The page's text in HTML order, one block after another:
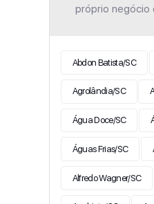
próprio negócio
Abdon Batista/SC
Agrolândia/SC
Água Doce/SC
Águas Frias/SC
Alfredo Wagner/SC